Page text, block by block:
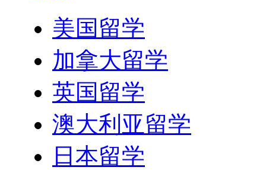
美国留学
加拿大留学
英国留学
澳大利亚留学
日本留学